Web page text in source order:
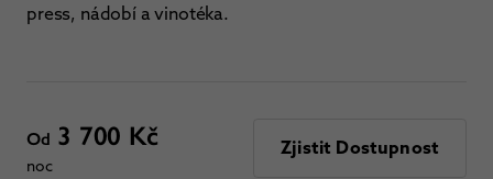
press, nádobí a vinotéka.
Od 3 700 Kč
noc
Zjistit Dostupnost